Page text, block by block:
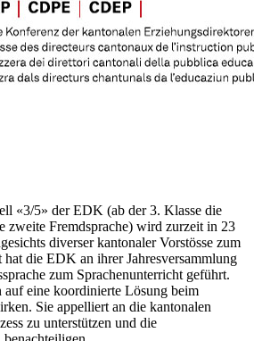
«3/5» der EDK (ab der 3. Klasse die
zweite Fremdsprache) wird zurzeit in 23
diverser kantonaler Vorstösse zum
hat die EDK an ihrer Jahresversammlung
zum Sprachenunterricht geführt.
eine koordinierte Lösung beim
Sie appelliert an die kantonalen
zu unterstützen und die